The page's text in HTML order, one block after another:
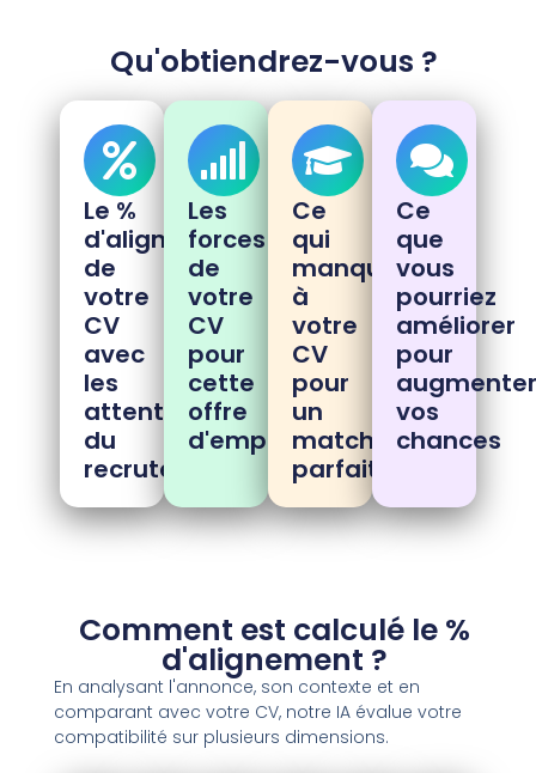
Qu'obtiendrez-vous ?
Le %
d'alignement
de
votre
CV
avec
les
attentes
du
recruteurs
Les
forces
de
votre
CV
pour
cette
offre
d'emploi
Ce
qui
manque
à
votre
CV
pour
un
matching
parfait
Ce
que
vous
pourriez
améliorer
pour
augmenter
vos
chances
Comment est calculé le %
d'alignement ?
En analysant l'annonce, son contexte et en
comparant avec votre CV, notre IA évalue votre
compatibilité sur plusieurs dimensions.